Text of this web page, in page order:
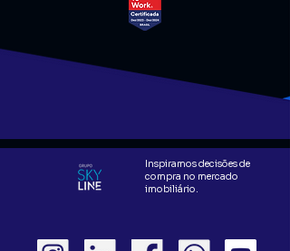
Inspiramos decisões de
compra no mercado
imobiliário.